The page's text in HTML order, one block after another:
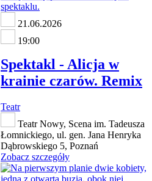
21.06.2026
19:00
Spektakl - Alicja w
krainie czarów. Remix
Teatr
Teatr Nowy, Scena im. Tadeusza
Łomnickiego, ul. gen. Jana Henryka
Dąbrowskiego 5, Poznań
Zobacz szczegóły